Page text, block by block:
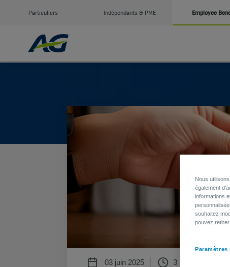
Particuliers Indépendants & PME Employee
03 juin 2025 3 min
Nous
également
informations
souhaitez
pouvez